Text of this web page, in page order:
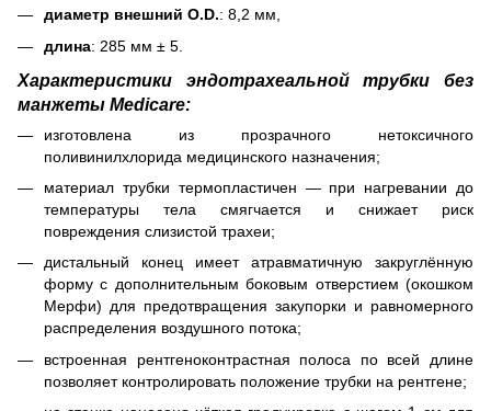
диаметр внешний O.D.: 8,2 мм,
длина: 285 мм ± 5.
Характеристики эндотрахеальной трубки без
манжеты Medicare:
изготовлена из прозрачного нетоксичного
поливинилхлорида медицинского назначения;
материал трубки термопластичен — при нагревании до
температуры тела смягчается и снижает риск
повреждения слизистой трахеи;
дистальный конец имеет атравматичную закруглённую
форму с дополнительным боковым отверстием (окошком
Мерфи) для предотвращения закупорки и равномерного
распределения воздушного потока;
встроенная рентгеноконтрастная полоса по всей длине
позволяет контролировать положение трубки на рентгене;